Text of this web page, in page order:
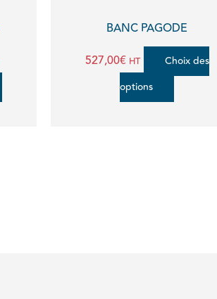
sur
la
BANC PAGODE
527,00€ HT
Choix des
options
être
choisies
sur
la